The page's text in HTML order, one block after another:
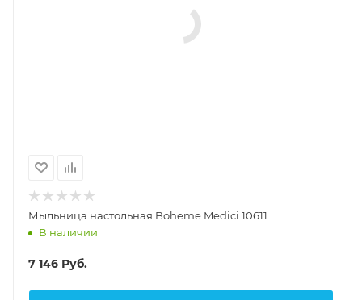
Мыльница настольная Boheme Medici 10611
В наличии
7 146 Руб.